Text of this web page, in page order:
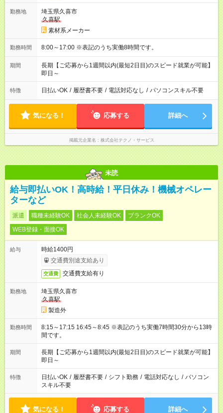
勤務地
埼玉県久喜市
久喜駅
素材系メーカー
勤務時間 8:00～17:00 ※表記のうち実働8時間です。
期間
長期【ご応募から1週間以内(最短2日目)のスピード就業が可能】
即日～
特徴 日払いOK / 履歴書不要 / 電話対応なし / パソコンスキル不要
気になる！ 応募する 詳細へ
掲載元企業名 株式会社テクノ・サービス
未読
給与即払いOK！高時給！平日休み！機械オペレー
ターなど
派遣 職種未経験OK 社会人未経験OK
ブランクOK
WEB登録・面接OK
給与
時給1400円
交通費別途支給あり
交通費 交通費支給有り
勤務地
埼玉県久喜市
久喜駅
製造外
勤務時間
8:15～17:15 16:45～8:45 ※表記のうち実働7時間30分から13時
間です。
期間
長期【ご応募から1週間以内(最短2日目)のスピード就業が可能】
即日～
特徴 日払いOK / 履歴書不要 / シフト勤務 / 電話対応なし / パソコン
スキル不要
気になる！ 応募する 詳細へ